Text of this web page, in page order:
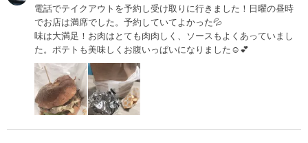
電話でテイクアウトを予約し受け取りに行きました！日曜の昼時
でお店は満席でした。予約していてよかった💦
味は大満足！お肉はとても肉肉しく、ソースもよくあっていまし
た。ポテトも美味しくお腹いっぱいになりました☺️💕